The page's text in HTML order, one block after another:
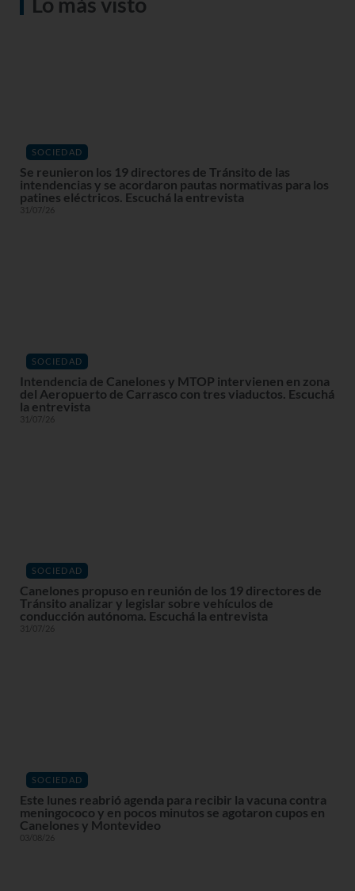
SOCIEDAD
Se reunieron los 19 directores de Tránsito de las
intendencias y se acordaron pautas normativas para los
patines eléctricos. Escuchá la entrevista
31/07/26
SOCIEDAD
Intendencia de Canelones y MTOP intervienen en zona
del Aeropuerto de Carrasco con tres viaductos. Escuchá
la entrevista
31/07/26
SOCIEDAD
Canelones propuso en reunión de los 19 directores de
Tránsito analizar y legislar sobre vehículos de
conducción autónoma. Escuchá la entrevista
31/07/26
SOCIEDAD
Este lunes reabrió agenda para recibir la vacuna contra
meningococo y en pocos minutos se agotaron cupos en
Canelones y Montevideo
03/08/26